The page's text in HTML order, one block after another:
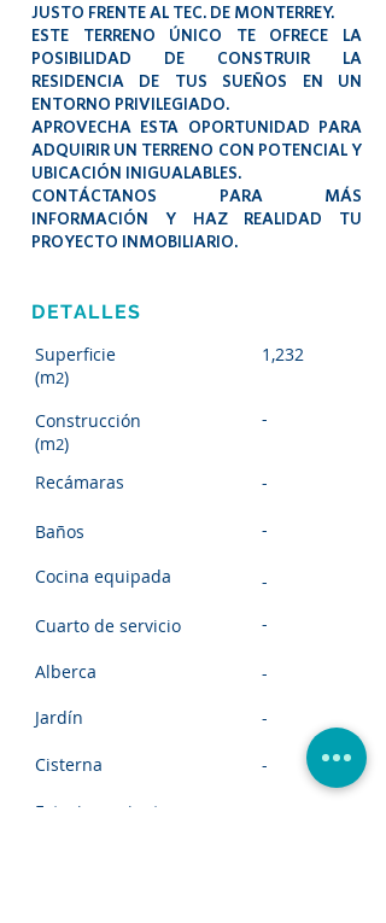
JUSTO FRENTE AL TEC. DE MONTERREY.
ESTE TERRENO ÚNICO TE OFRECE LA
POSIBILIDAD DE CONSTRUIR LA
RESIDENCIA DE TUS SUEÑOS EN UN
ENTORNO PRIVILEGIADO.
APROVECHA ESTA OPORTUNIDAD PARA
ADQUIRIR UN TERRENO CON POTENCIAL Y
UBICACIÓN INIGUALABLES.
CONTÁCTANOS PARA MÁS
INFORMACIÓN Y HAZ REALIDAD TU
PROYECTO INMOBILIARIO.
DETALLES
Superficie
(m2)
1,232
Construcción
(m2)
-
Recámaras -
Baños -
Cocina equipada
-
Cuarto de servicio
-
Alberca
-
Jardín
-
Cisterna -
Estacionamiento